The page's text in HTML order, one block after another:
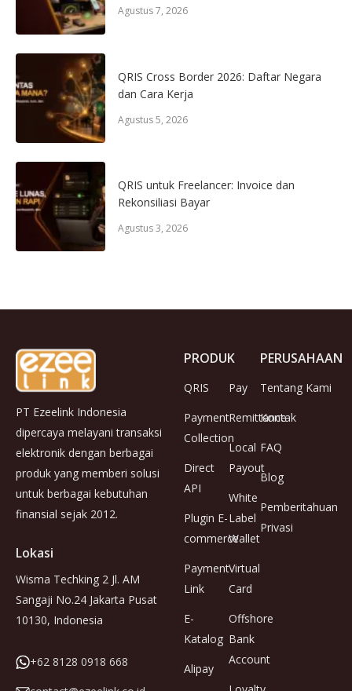
Agustus 7, 2026
QRIS Cross Border 2026: Daftar Negara
dan Cara Kerja
Agustus 5, 2026
QRIS untuk Freelancer: Invoice dan
Rekonsiliasi Bayar
Agustus 3, 2026
PT Ezeelink Indonesia
dipercaya melayani transaksi
elektronik dengan berbagai
produk yang memberi solusi
untuk berbagai kebutuhan
finansial sejak 2012.
Lokasi
Wisma Techking 2 Jl. AM
Sangaji No.24 Jakarta Pusat
10130, Indonesia
+62 8128 0918 668
PRODUK
QRIS
Payment
Collection
Direct
API
Plugin E-
commerce
Payment
Link
E-
Katalog
Alipay
Pay
Remittance
Local
Payout
White
Label
Wallet
Virtual
Card
Offshore
Bank
Account
PERUSAHAAN
Tentang Kami
Kontak
FAQ
Blog
Pemberitahuan
Privasi